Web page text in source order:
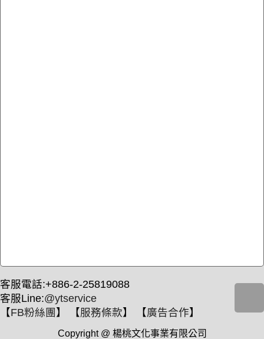
客服電話:+886-2-25819088
客服Line:@ytservice
【FB粉絲團 】 【服務條款】 【廣告合作】
Copyright @ 楊桃文化事業有限公司